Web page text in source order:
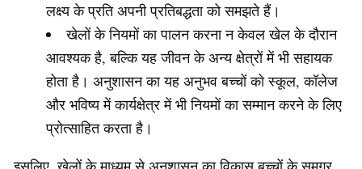
लक्ष्य के प्रति अपनी प्रतिबद्धता को समझते हैं।
खेलों के नियमों का पालन करना न केवल खेल के दौरान
आवश्यक है, बल्कि यह जीवन के अन्य क्षेत्रों में भी सहायक
होता है। अनुशासन का यह अनुभव बच्चों को स्कूल, कॉलेज
और भविष्य में कार्यक्षेत्र में भी नियमों का सम्मान करने के लिए
प्रोत्साहित करता है।